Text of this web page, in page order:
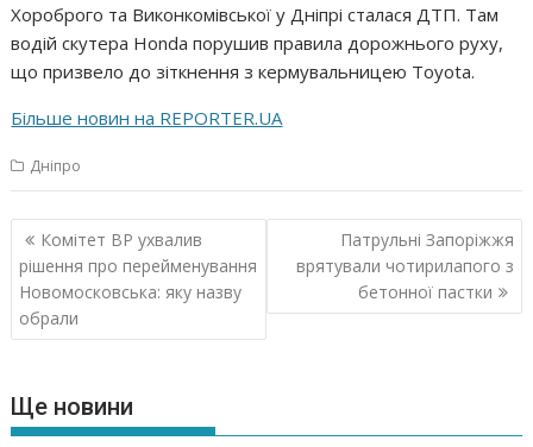
Хороброго та Виконкомівської у Дніпрі сталася ДТП. Там
водій скутера Honda порушив правила дорожнього руху,
що призвело до зіткнення з кермувальницею Toyota.
Більше новин на REPORTER.UA
Дніпро
Навігація
записів
Комітет ВР ухвалив
рішення про перейменування
Новомосковська: яку назву
обрали
Патрульні Запоріжжя
врятували чотирилапого з
бетонної пастки
Ще новини